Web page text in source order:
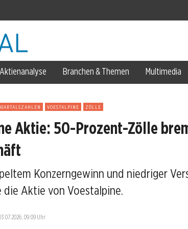
Aktienanalyse Branchen & Themen Multimedia
VOESTALPINE ZÖLLE
Aktie: 50-Prozent-Zölle
Konzerngewinn und niedriger
die Aktie von Voestalpine.
09:09 Uhr